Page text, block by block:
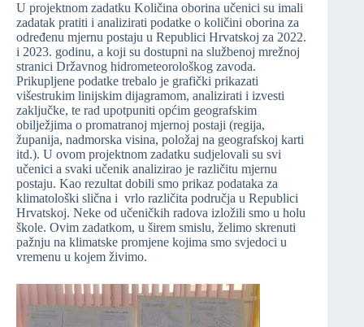
U projektnom zadatku Količina oborina učenici su imali
zadatak pratiti i analizirati podatke o količini oborina za
određenu mjernu postaju u Republici Hrvatskoj za 2022.
i 2023. godinu, a koji su dostupni na službenoj mrežnoj
stranici Državnog hidrometeorološkog zavoda.
Prikupljene podatke trebalo je grafički prikazati
višestrukim linijskim dijagramom, analizirati i izvesti
zaključke, te rad upotpuniti općim geografskim
obilježjima o promatranoj mjernoj postaji (regija,
županija, nadmorska visina, položaj na geografskoj karti
itd.). U ovom projektnom zadatku sudjelovali su svi
učenici a svaki učenik analizirao je različitu mjernu
postaju. Kao rezultat dobili smo prikaz podataka za
klimatološki slična i vrlo različita područja u Republici
Hrvatskoj. Neke od učeničkih radova izložili smo u holu
škole. Ovim zadatkom, u širem smislu, želimo skrenuti
pažnju na klimatske promjene kojima smo svjedoci u
vremenu u kojem živimo.